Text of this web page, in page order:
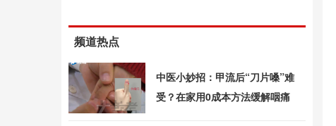
频道热点
中医小妙招：甲流后“刀片嗓”难
受？在家用0成本方法缓解咽痛